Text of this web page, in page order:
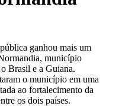
ganhou mais um
município
Brasil e a Guiana.
o município em uma
ao fortalecimento da
os dois países.